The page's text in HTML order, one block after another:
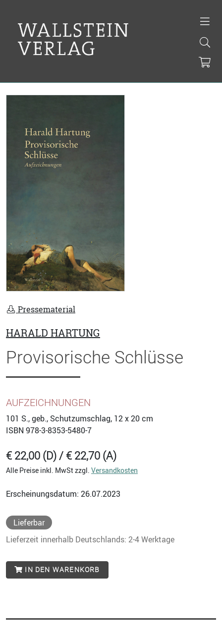
Pressematerial
HARALD HARTUNG
Provisorische Schlüsse
AUFZEICHNUNGEN
101 S., geb., Schutzumschlag, 12 x 20 cm
ISBN 978-3-8353-5480-7
€ 22,00 (D) / € 22,70 (A)
Alle Preise inkl. MwSt zzgl. Versandkosten
Erscheinungsdatum: 26.07.2023
Lieferbar
Lieferzeit innerhalb Deutschlands: 2-4 Werktage
IN DEN WARENKORB